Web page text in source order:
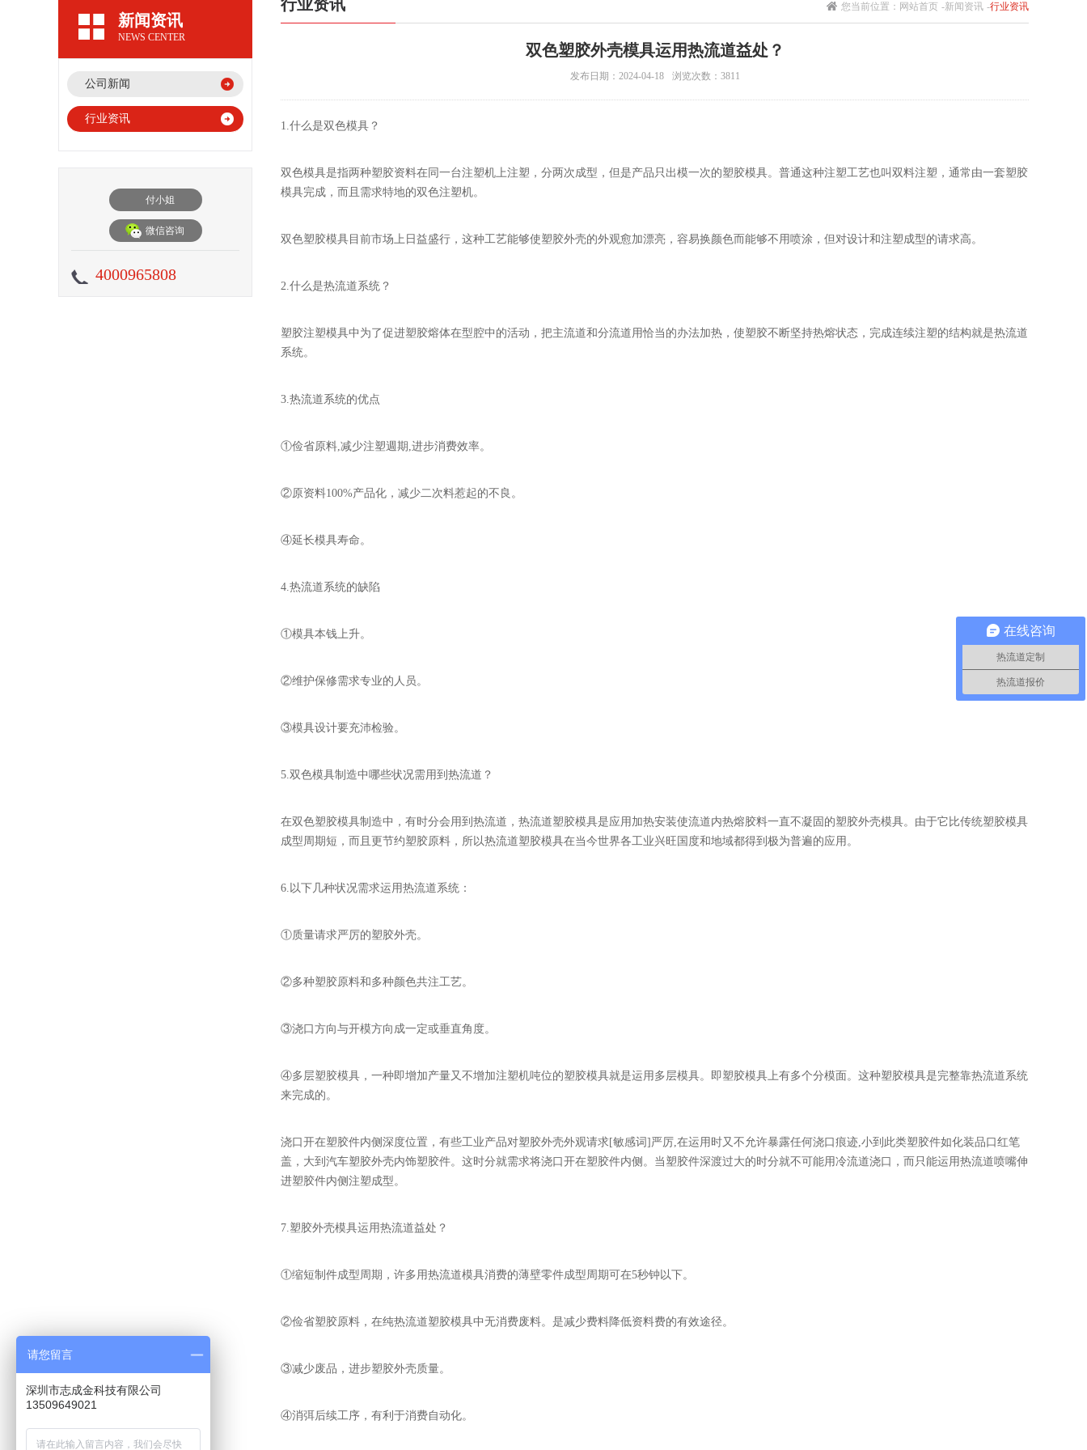
新闻资讯
NEWS CENTER
公司新闻
行业资讯
付小姐
微信咨询
4000965808
您当前位置： 网站首页 -新闻资讯 -行业资讯
行业资讯
双色塑胶外壳模具运用热流道益处？
发布日期：2024-04-18 浏览次数：3811
1.什么是双色模具？
双色模具是指两种塑胶资料在同一台注塑机上注塑，分两次成型，但是产品只出模一次的塑胶模具。普通这种注塑工艺也叫双料注塑，通常由一套塑胶
模具完成，而且需求特地的双色注塑机。
双色塑胶模具目前市场上日益盛行，这种工艺能够使塑胶外壳的外观愈加漂亮，容易换颜色而能够不用喷涂，但对设计和注塑成型的请求高。
2.什么是热流道系统？
塑胶注塑模具中为了促进塑胶熔体在型腔中的活动，把主流道和分流道用恰当的办法加热，使塑胶不断坚持热熔状态，完成连续注塑的结构就是热流道
系统。
3.热流道系统的优点
①俭省原料,减少注塑週期,进步消费效率。
②原资料100%产品化，减少二次料惹起的不良。
④延长模具寿命。
4.热流道系统的缺陷
①模具本钱上升。
②维护保修需求专业的人员。
③模具设计要充沛检验。
5.双色模具制造中哪些状况需用到热流道？
在双色塑胶模具制造中，有时分会用到热流道，热流道塑胶模具是应用加热安装使流道内热熔胶料一直不凝固的塑胶外壳模具。由于它比传统塑胶模具
成型周期短，而且更节约塑胶原料，所以热流道塑胶模具在当今世界各工业兴旺国度和地域都得到极为普遍的应用。
6.以下几种状况需求运用热流道系统：
①质量请求严厉的塑胶外壳。
②多种塑胶原料和多种颜色共注工艺。
③浇口方向与开模方向成一定或垂直角度。
④多层塑胶模具，一种即增加产量又不增加注塑机吨位的塑胶模具就是运用多层模具。即塑胶模具上有多个分模面。这种塑胶模具是完整靠热流道系统
来完成的。
浇口开在塑胶件内侧深度位置，有些工业产品对塑胶外壳外观请求[敏感词]严厉,在运用时又不允许暴露任何浇口痕迹,小到此类塑胶件如化装品口红笔
盖，大到汽车塑胶外壳内饰塑胶件。这时分就需求将浇口开在塑胶件内侧。当塑胶件深渡过大的时分就不可能用冷流道浇口，而只能运用热流道喷嘴伸
进塑胶件内侧注塑成型。
7.塑胶外壳模具运用热流道益处？
①缩短制件成型周期，许多用热流道模具消费的薄壁零件成型周期可在5秒钟以下。
②俭省塑胶原料，在纯热流道塑胶模具中无消费废料。是减少费料降低资料费的有效途径。
③减少废品，进步塑胶外壳质量。
④消弭后续工序，有利于消费自动化。
在线咨询
热流道定制
热流道报价
请您留言
深圳市志成金科技有限公司
13509649021